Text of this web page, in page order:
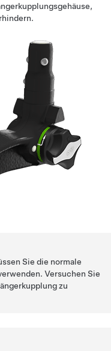
Sie die normale
Versuchen Sie
zu